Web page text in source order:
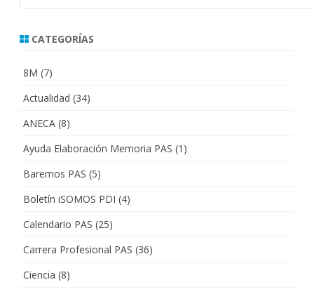
CATEGORÍAS
8M (7)
Actualidad (34)
ANECA (8)
Ayuda Elaboración Memoria PAS (1)
Baremos PAS (5)
Boletín iSOMOS PDI (4)
Calendario PAS (25)
Carrera Profesional PAS (36)
Ciencia (8)